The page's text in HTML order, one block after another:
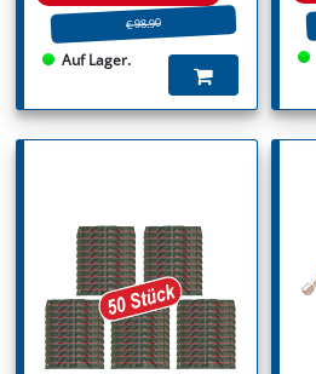
€ 98.90
Auf Lager.